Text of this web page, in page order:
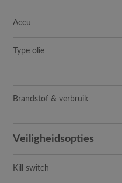
Accu
Type olie
Brandstof & verbruik
Veiligheidsopties
Kill switch